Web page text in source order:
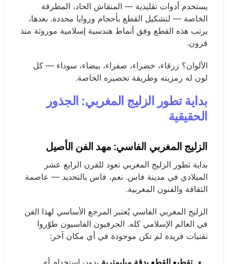
يستخدم أدوات تقليدية — المنقاش الحاد، المطرقة
الخاصة — لتشكيل القطع بأحجام وزوايا محددة. بعدها،
يرتب هذه القطع وفق أنماط هندسية إسلامية موروثة منذ
قرون.
الألوان؟ زرقاء، خضراء، صفراء، بيضاء، سوداء — كل
لون له رمزيته وطريقة تحضيره الخاصة.
بداية تطور الزليج المغربي: الجذور
الحقيقية
الزليج المغربي الفاسي: مهد الفن الأصيل
بداية تطور الزليج المغربي تعود للقرن الرابع عشر
الميلادي في مدينة فاس. نعم، فاس بالتحديد — عاصمة
الثقافة والفنون المغربية.
الزليج المغربي الفاسي يُعتبر المرجع الأساسي لهذا الفن
في العالم الإسلامي كله. الحرفيون الفاسيون طوّروا
تقنيات فريدة لم تكن موجودة في أي مكان آخر:
تقطيع القطع بدقة ميليمترية بدون استخدام أي